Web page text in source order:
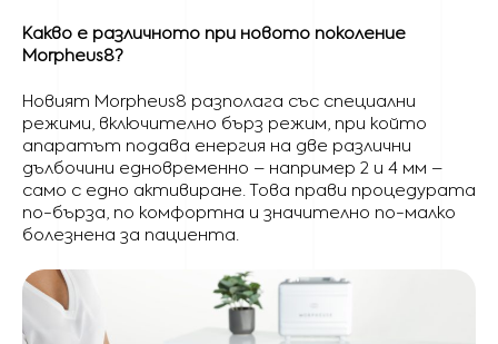
Какво е различното при новото поколение
Morpheus8?
Новият Morpheus8 разполага със специални
режими, включително бърз режим, при който
апаратът подава енергия на две различни
дълбочини едновременно – например 2 и 4 мм –
само с едно активиране. Това прави процедурата
по-бърза, по комфортна и значително по-малко
болезнена за пациента.